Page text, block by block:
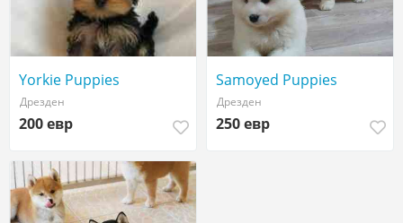
Yorkie Puppies
Дрезден
200 евр
Samoyed Puppies
Дрезден
250 евр